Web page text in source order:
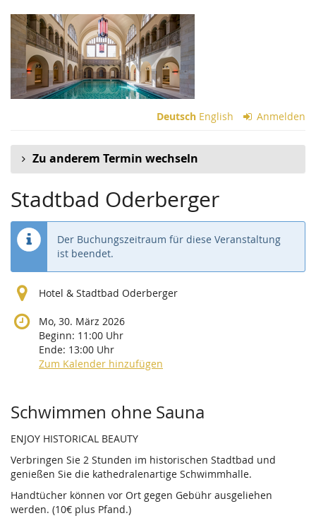
Zum
Haupt-
Inhalt
springen
Deutsch English Anmelden
Zu anderem Termin wechseln
Stadtbad Oderberger
Der Buchungszeitraum für diese Veranstaltung
ist beendet.
Hotel & Stadtbad Oderberger
Mo, 30. März 2026
Beginn: 11:00 Uhr
Ende: 13:00 Uhr
Zum Kalender hinzufügen
Produkte
Schwimmen ohne Sauna
ENJOY HISTORICAL BEAUTY
Verbringen Sie 2 Stunden im historischen Stadtbad und
genießen Sie die kathedralenartige Schwimmhalle.
Handtücher können vor Ort gegen Gebühr ausgeliehen
werden. (10€ plus Pfand.)